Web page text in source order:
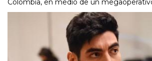
Colombia, en medio de un